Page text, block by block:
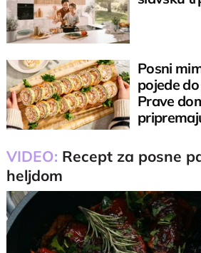
Posni
pojede
Prave
VIDEO: Recept za posne
heljdom